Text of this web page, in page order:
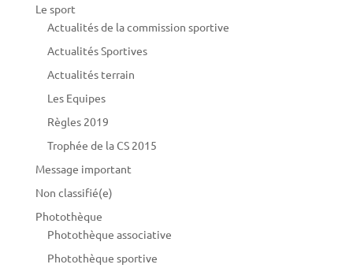
Le sport
Actualités de la commission sportive
Actualités Sportives
Actualités terrain
Les Equipes
Règles 2019
Trophée de la CS 2015
Message important
Non classifié(e)
Photothèque
Photothèque associative
Photothèque sportive